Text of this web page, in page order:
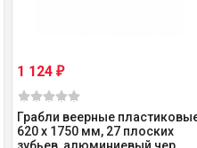
1 124₽
Грабли веерные
620 х 1750 мм, 27 плоских